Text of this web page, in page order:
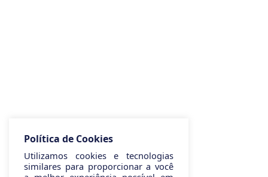
Política de Cookies
Utilizamos cookies e tecnologias
similares para proporcionar a você